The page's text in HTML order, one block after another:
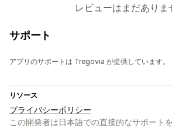
レビューはまだありま
サポート
アプリのサポートは Tregovia が提供しています。
リソース
プライバシーポリシー
この開発者は日本語での直接的なサポート